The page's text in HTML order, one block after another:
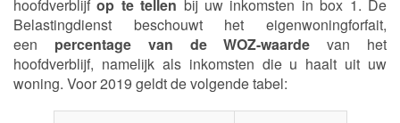
hoofdverblijfop te tellen bij uw inkomsten in box 1. De
Belastingdienst beschouwt het eigenwoningforfait,
een percentage van de WOZ-waardevan het
hoofdverblijf, namelijk als inkomsten die u haalt uit uw
woning. Voor 2019 geldt de volgende tabel: